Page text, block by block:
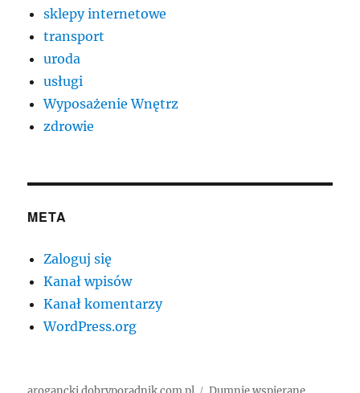
sklepy internetowe
transport
uroda
usługi
Wyposażenie Wnętrz
zdrowie
META
Zaloguj się
Kanał wpisów
Kanał komentarzy
WordPress.org